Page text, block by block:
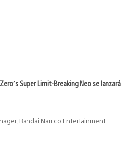
Super Limit-Breaking Neo se lanzará
Bandai Namco Entertainment